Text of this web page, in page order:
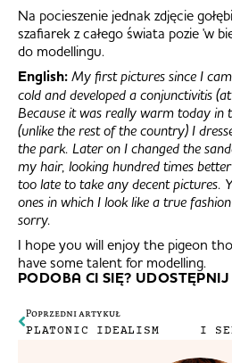
Na pocieszenie jednak zdjęcie
szafiarek z całego świata pozie 'w
do modellingu.
English: My first pictures since I
cold and developed a conjunctivitis
Because it was really warm today in
(unlike the rest of the country) I
the park. Later on I changed the
my hair, looking hundred times
too late to take any decent pictures.
ones in which I look like a true
sorry.
I hope you will enjoy the pigeon
have some talent for modelling.
PODOBA CI SIĘ?
Poprzedni artykuł
PLATONIC IDEALISM